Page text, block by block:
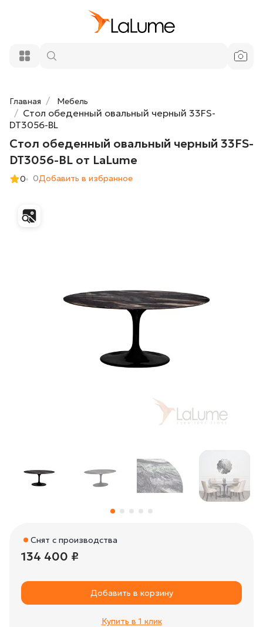
Главная Мебель
Стол обеденный овальный черный 33FS-
DT3056-BL
Стол обеденный овальный черный 33FS-
DT3056-BL от LaLume
0 0Добавить в избранное
Снят с производства
134 400 ₽
Добавить в корзину
Купить в 1 клик
33FS-DT3056-BL от LaLume